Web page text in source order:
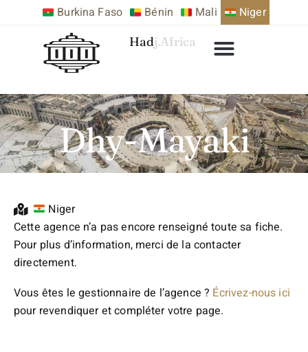
Burkina Faso Bénin Mali Niger
Hadj.Africa
Dhy-Mayaki
Niger
Cette agence n’a pas encore renseigné toute sa fiche.
Pour plus d’information, merci de la contacter
directement.
Vous êtes le gestionnaire de l’agence ? Écrivez-nous ici
pour revendiquer et compléter votre page.